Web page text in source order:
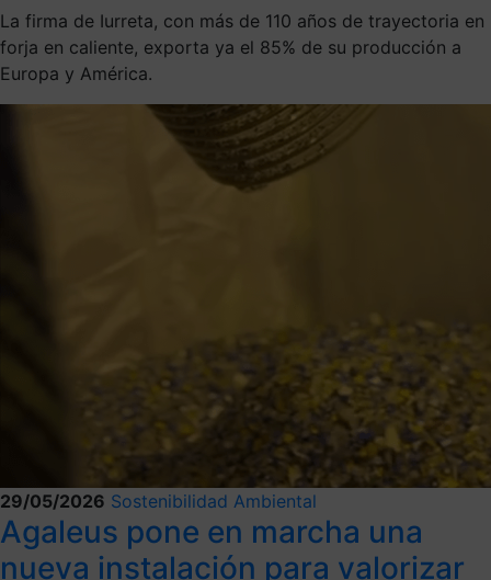
La firma de Iurreta, con más de 110 años de trayectoria en
forja en caliente, exporta ya el 85% de su producción a
Europa y América.
29/05/2026 Sostenibilidad Ambiental
Agaleus pone en marcha una
nueva instalación para valorizar